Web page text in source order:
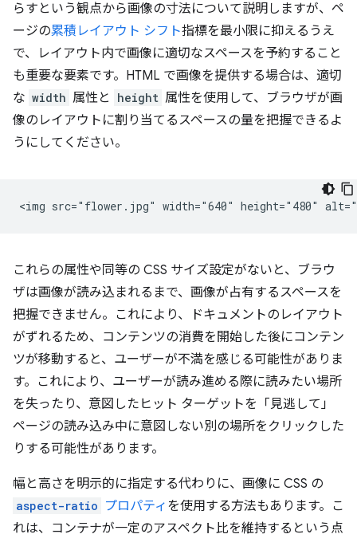
らすという観点から画像の寸法について説明しますが、ペ
ージの累積レイアウト シフト指標を最小限に抑えるうえ
で、レイアウト内で画像に適切なスペースを予約すること
も重要な要素です。HTML で画像を提供する場合は、適切
な width 属性と height 属性を使用して、ブラウザが画
像のレイアウトに割り当てるスペースの量を把握できるよ
うにしてください。
これらの属性や同等の CSS サイズ設定がないと、ブラウ
ザは画像が読み込まれるまで、画像が占有するスペースを
把握できません。これにより、ドキュメントのレイアウト
がずれるため、コンテンツの消費を開始した後にコンテン
ツが移動すると、ユーザーが不満を感じる可能性がありま
す。これにより、ユーザーが読み進める際に読みたい場所
を失ったり、意図したヒット ターゲットを「見逃して」
ページの読み込み中に意図しない別の場所をクリックした
りする可能性があります。
幅と高さを明示的に指定する代わりに、画像に CSS の
aspect-ratio プロパティ を使用する方法もあります。こ
れは、コンテナが一定のアスペクト比を維持するという点